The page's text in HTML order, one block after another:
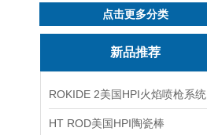
点击更多分类
新品推荐
ROKIDE 2美国HPI火焰喷枪系统
HT ROD美国HPI陶瓷棒